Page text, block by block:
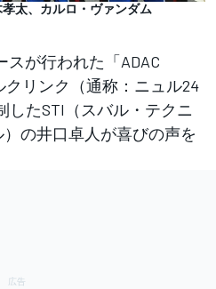
太、カルロ・ヴァンダム
が行われた「ADAC
クリンク（通称：ニュル24
したSTI（スバル・テクニ
の井口卓人が喜びの声を